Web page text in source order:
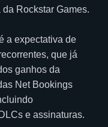
da Rockstar Games.
a expectativa de
que já
ganhos da
Net Bookings
e assinaturas.